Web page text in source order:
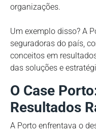
organizações.
Um exemplo disso? A
seguradoras do país,
conceitos em
das soluções e
O Case
Resultados
A Porto enfrentava o